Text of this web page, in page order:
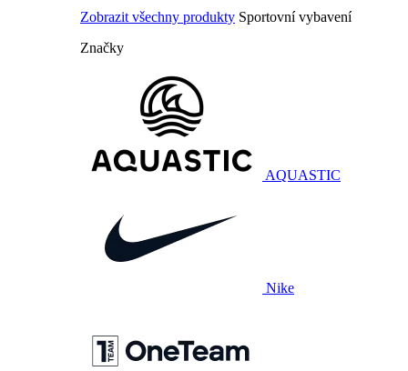
Zobrazit všechny produkty Sportovní vybavení
Značky
AQUASTIC
Nike